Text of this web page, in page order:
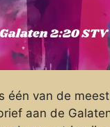
één van de
aan de